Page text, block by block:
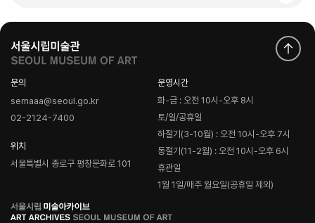
문의
semaaa@seoul.go.kr
02-2124-7400
위치
서울특별시 종로구 평창문화로 101
운영시간
화-금 : 오전 10시-오후 8시
토/일/공휴일
하절기(3-10월) : 오전 10시-오후 7시
동절기(11-2월) : 오전 10시-오후 6시
휴관일
1월 1일/매주 월요일(공휴일 제외)
로
고